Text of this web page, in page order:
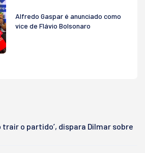
Alfredo Gaspar é anunciado como
vice de Flávio Bolsonaro
trair o partido’, dispara Dilmar sobre